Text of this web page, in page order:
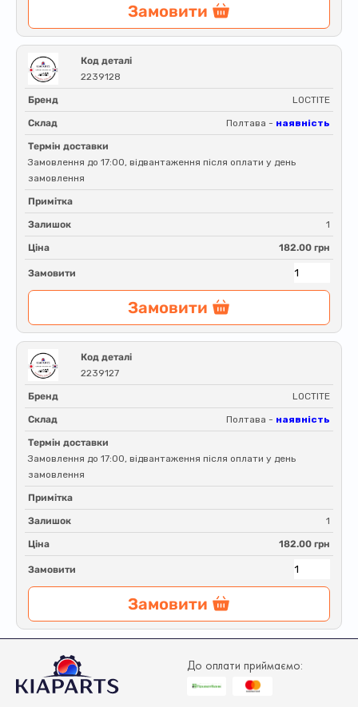
Замовити
Код деталі
2239128
Бренд LOCTITE
Склад Полтава - наявність
Термін доставки
Замовлення до 17:00, відвантаження після оплати у день
замовлення
Примітка
Залишок 1
Ціна 182.00 грн
Замовити
Замовити
Код деталі
2239127
Бренд LOCTITE
Склад Полтава - наявність
Термін доставки
Замовлення до 17:00, відвантаження після оплати у день
замовлення
Примітка
Залишок 1
Ціна 182.00 грн
Замовити
Замовити
До оплати приймаємо: